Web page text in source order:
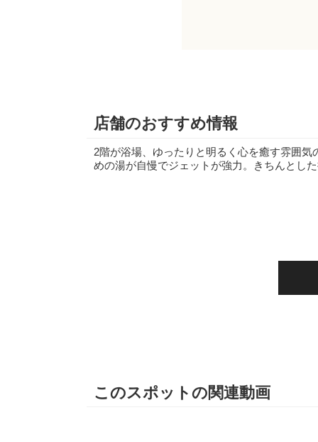
店舗のおすすめ情報
2階が浴場、ゆったりと明るく心を癒す雰囲
めの湯が自慢でジェットが強力。きちんとし
このスポットの関連動画